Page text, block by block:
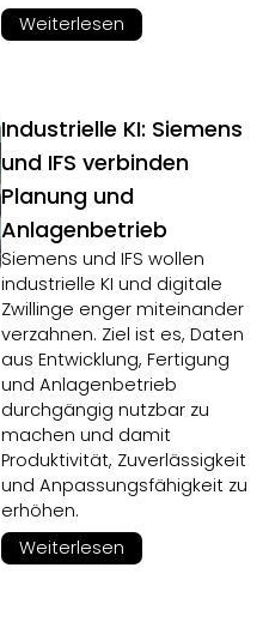
Weiterlesen
Industrielle KI: Siemens
und IFS verbinden
Planung und
Anlagenbetrieb
Siemens und IFS wollen
industrielle KI und digitale
Zwillinge enger miteinander
verzahnen. Ziel ist es, Daten
aus Entwicklung, Fertigung
und Anlagenbetrieb
durchgängig nutzbar zu
machen und damit
Produktivität, Zuverlässigkeit
und Anpassungsfähigkeit zu
erhöhen.
Weiterlesen